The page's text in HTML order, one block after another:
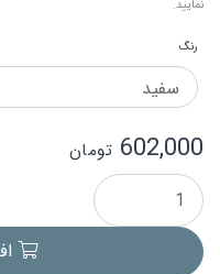
نمایید.
رنگ
602,000 تومان